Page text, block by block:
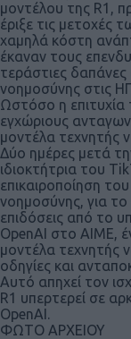
μοντέλου της R1,
έριξε τις μετοχές
χαμηλά κόστη
έκαναν τους
τεράστιες δαπάνες
νοημοσύνης στις
Ωστόσο η επιτυχία
εγχώριους
μοντέλα τεχνητής
Δύο ημέρες μετά
ιδιοκτήτρια του
επικαιροποίηση
νοημοσύνης, για το
επιδόσεις από το
OpenAI στο AIME,
μοντέλα τεχνητής
οδηγίες και
Αυτό απηχεί τον
R1 υπερτερεί σε
OpenAI.
ΦΩΤΟ ΑΡΧΕΙΟΥ